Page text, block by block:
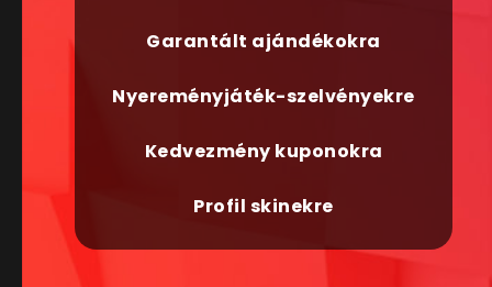
Garantált ajándékokra
Nyereményjáték-szelvényekre
Kedvezmény kuponokra
Profil skinekre